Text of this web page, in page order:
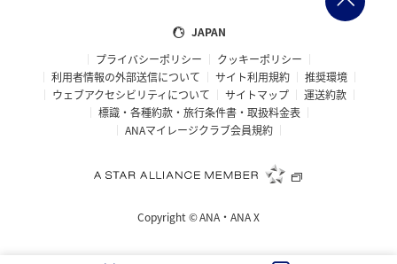
JAPAN
プライバシーポリシー
クッキーポリシー
利用者情報の外部送信について
サイト利用規約
推奨環境
ウェブアクセシビリティについて
サイトマップ
運送約款
標識・各種約款・旅行条件書・取扱料金表
ANAマイレージクラブ会員規約
Copyright ©ANA・ANA X